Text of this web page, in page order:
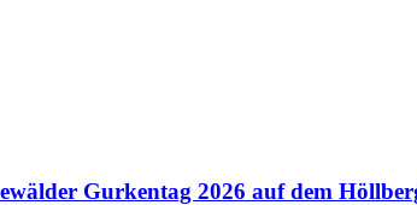
Gurkentag 2026 auf dem